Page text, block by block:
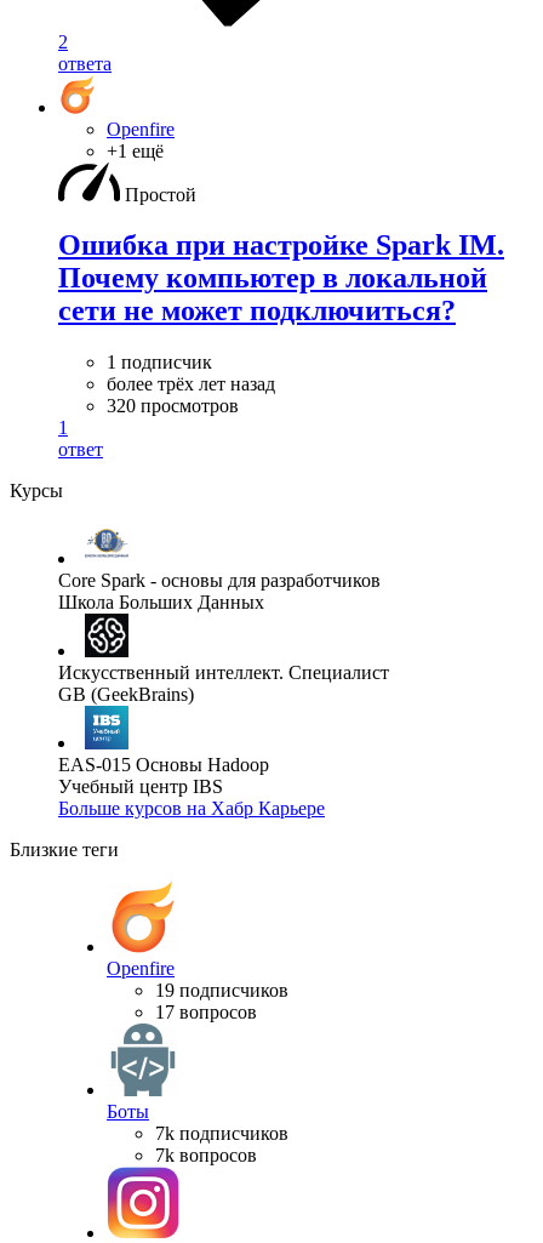
2
ответа
Openfire
+1 ещё
Простой
Ошибка при настройке Spark IM.
Почему компьютер в локальной
сети не может подключиться?
1 подписчик
более трёх лет назад
320 просмотров
1
ответ
Курсы
Core Spark - основы для разработчиков
Школа Больших Данных
Искусственный интеллект. Специалист
GB (GeekBrains)
EAS-015 Основы Hadoop
Учебный центр IBS
Больше курсов на Хабр Карьере
Близкие теги
Openfire
19 подписчиков
17 вопросов
Боты
7k подписчиков
7k вопросов